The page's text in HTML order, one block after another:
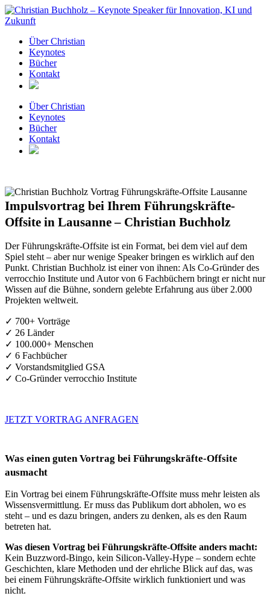
Zum
Inhalt
Über Christian
Keynotes
Bücher
Kontakt
Über Christian
Keynotes
Bücher
Kontakt
Impulsvortrag bei Ihrem Führungskräfte-
Offsite in Lausanne – Christian Buchholz
Der Führungskräfte-Offsite ist ein Format, bei dem viel auf dem
Spiel steht – aber nur wenige Speaker bringen es wirklich auf den
Punkt. Christian Buchholz ist einer von ihnen: Als Co-Gründer des
verrocchio Institute und Autor von 6 Fachbüchern bringt er nicht nur
Wissen auf die Bühne, sondern gelebte Erfahrung aus über 2.000
Projekten weltweit.
✓ 700+ Vorträge
✓ 26 Länder
✓ 100.000+ Menschen
✓ 6 Fachbücher
✓ Vorstandsmitglied GSA
✓ Co-Gründer verrocchio Institute
JETZT VORTRAG ANFRAGEN
Was einen guten Vortrag bei Führungskräfte-Offsite
ausmacht
Ein Vortrag bei einem Führungskräfte-Offsite muss mehr leisten als
Wissensvermittlung. Er muss das Publikum dort abholen, wo es
steht – und es dazu bringen, anders zu denken, als es den Raum
betreten hat.
Was diesen Vortrag bei Führungskräfte-Offsite anders macht:
Kein Buzzword-Bingo, kein Silicon-Valley-Hype – sondern echte
Geschichten, klare Methoden und der ehrliche Blick auf das, was
bei einem Führungskräfte-Offsite wirklich funktioniert und was
nicht.